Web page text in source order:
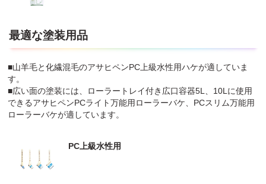
最適な塗装用品
■山羊毛と化繊混毛のアサヒペンPC上級水性用ハケが適していま
す。
■広い面の塗装には、ローラートレイ付き広口容器5L、10Lに使用
できるアサヒペンPCライト万能用ローラーバケ、PCスリム万能用
ローラーバケが適しています。
PC上級水性用